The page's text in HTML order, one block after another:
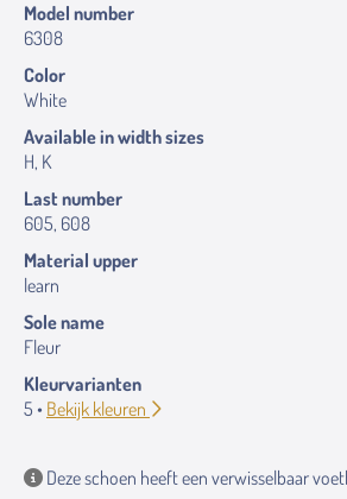
Model number
6308
Color
White
Available in width sizes
H, K
Last number
605, 608
Material upper
learn
Sole name
Fleur
Kleurvarianten
5 • Bekijk kleuren
Deze schoen heeft een verwisselbaar